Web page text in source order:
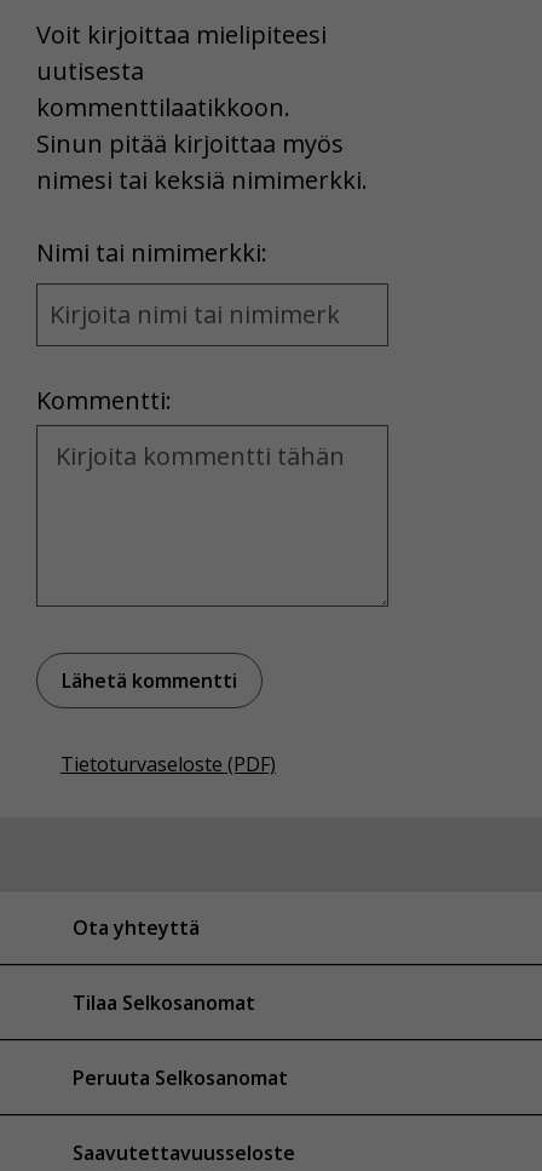
Voit kirjoittaa mielipiteesi
uutisesta
kommenttilaatikkoon.
Sinun pitää kirjoittaa myös
nimesi tai keksiä nimimerkki.
Nimi tai nimimerkki:
Name
and
Kommentti:
Kommentti
Tietoturvaseloste (PDF)
Ota yhteyttä
Tilaa Selkosanomat
Peruuta Selkosanomat
Saavutettavuusseloste